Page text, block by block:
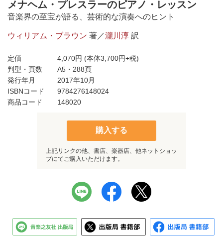
メナヘム・プレスラーのピアノ・レッスン
音楽界の至宝が語る、芸術的な演奏へのヒント
ウィリアム・ブラウン 著／瀧川淳 訳
定価 4,070円 (本体3,700円+税)
判型・頁数
A5・288頁
発行年月
2017年10月
ISBNコード
9784276148024
商品コード
148020
購入する
上記リンクの他、書店、楽器店、他ネットショッ
プにてご購入いただけます。